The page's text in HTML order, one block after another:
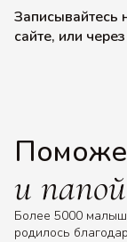
Записывайтесь
сайте, или
и папой
Более 5000
родилось